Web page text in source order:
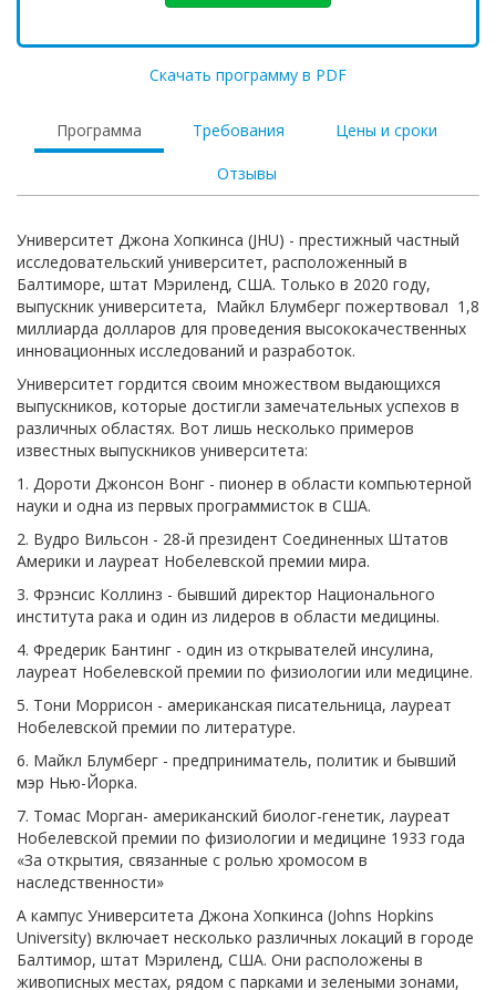
Скачать программу в PDF
Программа Требования Цены и сроки
Отзывы
Университет Джона Хопкинса (JHU) - престижный частный
исследовательский университет, расположенный в
Балтиморе, штат Мэриленд, США. Только в 2020 году,
выпускник университета, Майкл Блумберг пожертвовал 1,8
миллиарда долларов для проведения высококачественных
инновационных исследований и разработок.
Университет гордится своим множеством выдающихся
выпускников, которые достигли замечательных успехов в
различных областях. Вот лишь несколько примеров
известных выпускников университета:
1. Дороти Джонсон Вонг - пионер в области компьютерной
науки и одна из первых программисток в США.
2. Вудро Вильсон - 28-й президент Соединенных Штатов
Америки и лауреат Нобелевской премии мира.
3. Фрэнсис Коллинз - бывший директор Национального
института рака и один из лидеров в области медицины.
4. Фредерик Бантинг - один из открывателей инсулина,
лауреат Нобелевской премии по физиологии или медицине.
5. Тони Моррисон - американская писательница, лауреат
Нобелевской премии по литературе.
6. Майкл Блумберг - предприниматель, политик и бывший
мэр Нью-Йорка.
7. Томас Морган- американский биолог-генетик, лауреат
Нобелевской премии по физиологии и медицине 1933 года
«За открытия, связанные с ролью хромосом в
наследственности»
А кампус Университета Джона Хопкинса (Johns Hopkins
University) включает несколько различных локаций в городе
Балтимор, штат Мэриленд, США. Они расположены в
живописных местах, рядом с парками и зелеными зонами,